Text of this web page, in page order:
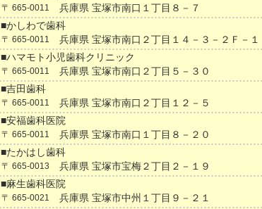
〒 665-0011 兵庫県 宝塚市南口１丁目８－７
■かしわで歯科
〒 665-0011 兵庫県 宝塚市南口２丁目１４－３－２Ｆ－１
■ハマモト小児歯科クリニック
〒 665-0011 兵庫県 宝塚市南口２丁目５－３０
■吉田歯科
〒 665-0011 兵庫県 宝塚市南口２丁目１２－５
■安福歯科医院
〒 665-0011 兵庫県 宝塚市南口１丁目８－２０
■たかはし歯科
〒 665-0013 兵庫県 宝塚市宝梅２丁目２－１９
■麻生歯科医院
〒 665-0021 兵庫県 宝塚市中州１丁目９－２１